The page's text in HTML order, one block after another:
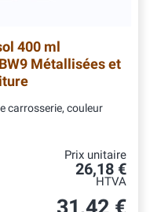
400 ml
Métallisées et
carrosserie, couleur
Prix unitaire
26,18 €
HTVA